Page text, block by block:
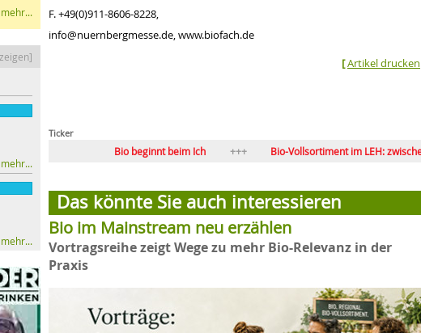
mehr...
mehr...
mehr...
F. +49(0)911-8606-8228,
info@nuernbergmesse.de, www.biofach.de
[Artikel drucken
Ticker
Bio beginnt beim Ich
Bio-Vollsortiment im LEH: zwischen Anspruch
Das könnte Sie auch interessieren
Bio im Mainstream neu erzählen
Vortragsreihe zeigt Wege zu mehr Bio-Relevanz in der
Praxis